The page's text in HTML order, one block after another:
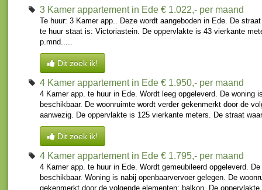
3 Kamer appartement in Ede € 1.022,- per maand
Te huur: 3 Kamer app.. Deze wordt aangeboden in Ede. De
te huur staat is: Victoriastein. De oppervlakte is 43 vierkante
p.mnd.....
Dit zoek ik!
4 Kamer appartement in Ede € 1.950,- per maand
4 Kamer app. te huur in Ede. Wordt leeg opgeleverd. De woning
beschikbaar. De woonruimte wordt verder gekenmerkt door de
aanwezig. De oppervlakte is 125 vierkante meters. De straat
Dit zoek ik!
4 Kamer appartement in Ede € 1.795,- per maand
4 Kamer app. te huur in Ede. Wordt gemeubileerd opgeleverd.
beschikbaar. Woning is nabij openbaarvervoer gelegen. De
gekenmerkt door de volgende elementen: balkon. De